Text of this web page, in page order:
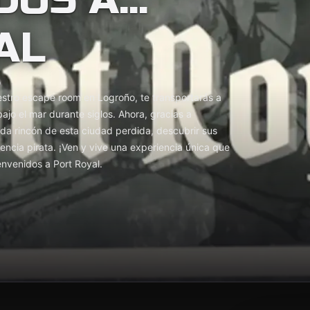
escape room en Logroño, te transportarás a
el mar durante siglos. Ahora, gracias a
rincón de esta ciudad perdida, descubrir sus
pirata. ¡Ven y vive una experiencia única que
a Port Royal.